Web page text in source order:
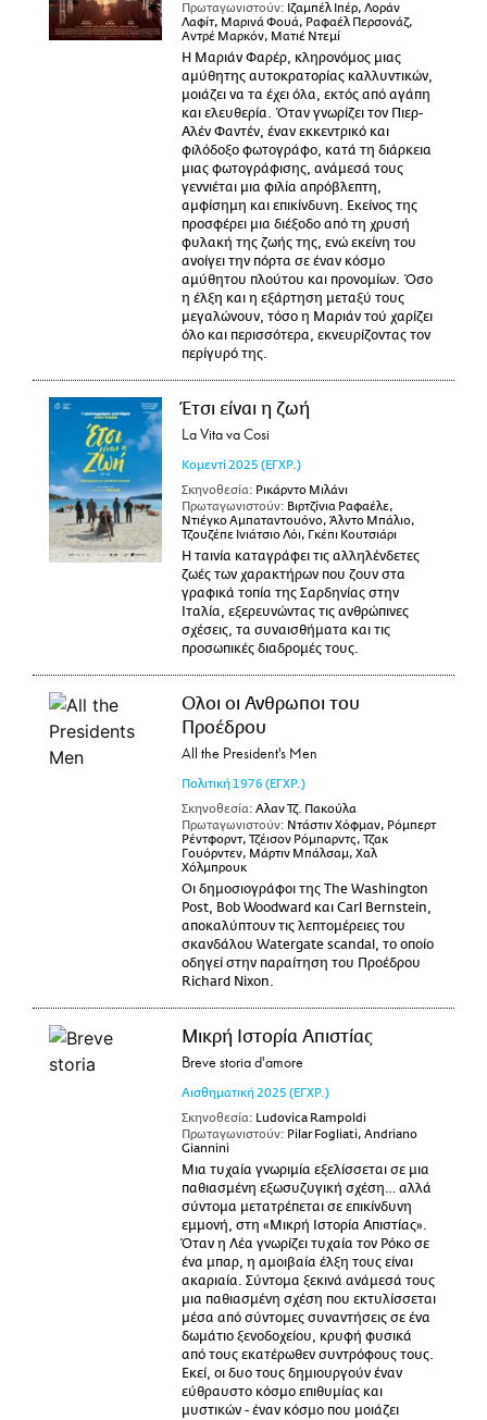
Πρωταγωνιστούν: Ιζαμπέλ Ιπέρ, Λοράν
Λαφίτ, Μαρινά Φουά, Ραφαέλ Περσονάζ,
Αντρέ Μαρκόν, Ματιέ Ντεμί
Η Μαριάν Φαρέρ, κληρονόμος μιας
αμύθητης αυτοκρατορίας καλλυντικών,
μοιάζει να τα έχει όλα, εκτός από αγάπη
και ελευθερία. Όταν γνωρίζει τον Πιερ-
Αλέν Φαντέν, έναν εκκεντρικό και
φιλόδοξο φωτογράφο, κατά τη διάρκεια
μιας φωτογράφισης, ανάμεσά τους
γεννιέται μια φιλία απρόβλεπτη,
αμφίσημη και επικίνδυνη. Εκείνος της
προσφέρει μια διέξοδο από τη χρυσή
φυλακή της ζωής της, ενώ εκείνη του
ανοίγει την πόρτα σε έναν κόσμο
αμύθητου πλούτου και προνομίων. Όσο
η έλξη και η εξάρτηση μεταξύ τους
μεγαλώνουν, τόσο η Μαριάν τού χαρίζει
όλο και περισσότερα, εκνευρίζοντας τον
περίγυρό της.
Έτσι είναι η ζωή
La Vita va Cosi
Κομεντί 2025 (ΕΓΧΡ.)
Σκηνοθεσία: Ρικάρντο Μιλάνι
Πρωταγωνιστούν: Βιρτζίνια Ραφαέλε,
Ντιέγκο Αμπαταντουόνο, Άλντο Μπάλιο,
Τζουζέπε Ινιάτσιο Λόι, Γκέπι Κουτσιάρι
Η ταινία καταγράφει τις αλληλένδετες
ζωές των χαρακτήρων που ζουν στα
γραφικά τοπία της Σαρδηνίας στην
Ιταλία, εξερευνώντας τις ανθρώπινες
σχέσεις, τα συναισθήματα και τις
προσωπικές διαδρομές τους.
Ολοι οι Ανθρωποι του
Προέδρου
All the President's Men
Πολιτική1976 (ΕΓΧΡ.)
Σκηνοθεσία: Αλαν Τζ. Πακούλα
Πρωταγωνιστούν: Ντάστιν Χόφμαν, Ρόμπερτ
Ρέντφορντ, Τζέισον Ρόμπαρντς, Τζακ
Γουόρντεν, Μάρτιν Μπάλσαμ, Χαλ
Χόλμπρουκ
Οι δημοσιογράφοι της The Washington
Post, Bob Woodward και Carl Bernstein,
αποκαλύπτουν τις λεπτομέρειες του
σκανδάλου Watergate scandal, το οποίο
οδηγεί στην παραίτηση του Προέδρου
Richard Nixon.
Μικρή Ιστορία Απιστίας
Breve storia d'amore
Αισθηματική 2025 (ΕΓΧΡ.)
Σκηνοθεσία: Ludovica Rampoldi
Πρωταγωνιστούν: Pilar Fogliati, Andriano
Giannini
Μια τυχαία γνωριμία εξελίσσεται σε μια
παθιασμένη εξωσυζυγική σχέση… αλλά
σύντομα μετατρέπεται σε επικίνδυνη
εμμονή, στη «Μικρή Ιστορία Απιστίας».
Όταν η Λέα γνωρίζει τυχαία τον Ρόκο σε
ένα μπαρ, η αμοιβαία έλξη τους είναι
ακαριαία. Σύντομα ξεκινά ανάμεσά τους
μια παθιασμένη σχέση που εκτυλίσσεται
μέσα από σύντομες συναντήσεις σε ένα
δωμάτιο ξενοδοχείου, κρυφή φυσικά
από τους εκατέρωθεν συντρόφους τους.
Εκεί, οι δυο τους δημιουργούν έναν
εύθραυστο κόσμο επιθυμίας και
μυστικών - έναν κόσμο που μοιάζει